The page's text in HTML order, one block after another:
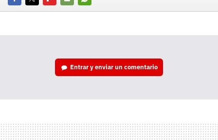
FacebookTwitterFlipboard
E-
Whatsapp
Entrar y enviar un comentario